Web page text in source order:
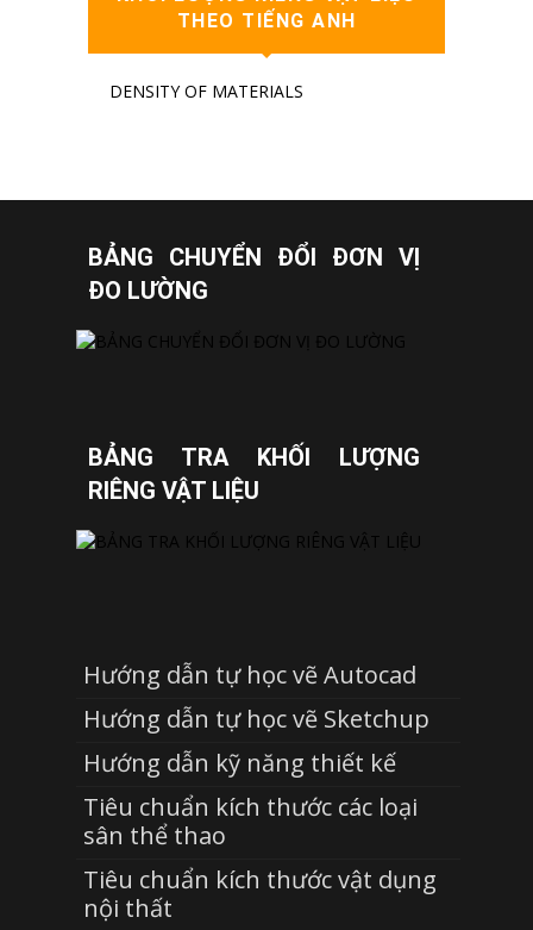
THEO TIẾNG ANH
DENSITY OF MATERIALS
BẢNG CHUYỂN ĐỔI ĐƠN VỊ
ĐO LƯỜNG
BẢNG TRA KHỐI LƯỢNG
RIÊNG VẬT LIỆU
Hướng dẫn tự học vẽ Autocad
Hướng dẫn tự học vẽ Sketchup
Hướng dẫn kỹ năng thiết kế
Tiêu chuẩn kích thước các loại
sân thể thao
Tiêu chuẩn kích thước vật dụng
nội thất